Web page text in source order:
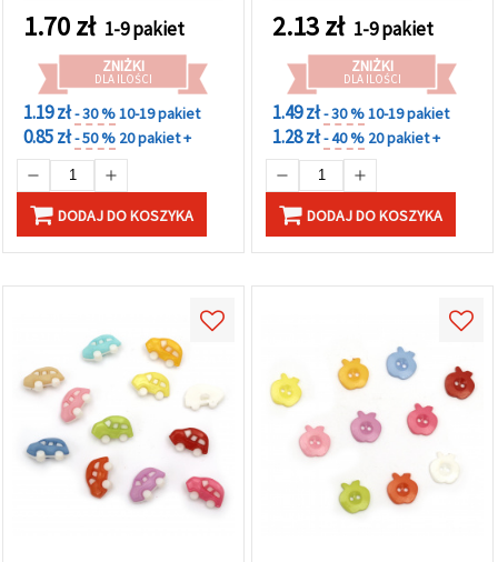
DIY – 20 szt.
1.70zł 1-9 pakiet
ZNIŻKI
DLA ILOŚCI
1.19 zł- 30 %10-19 pakiet
0.85 zł- 50 % 20 pakiet +
DODAJ DO KOSZYKA
2.13zł 1-9 pakiet
ZNIŻKI
DLA ILOŚCI
1.49 zł- 30 %10-19 pakiet
1.28 zł- 40 % 20 pakiet +
DODAJ DO KOSZYKA